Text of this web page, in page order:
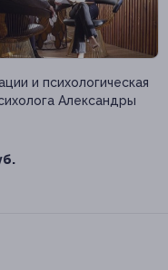
и психологическая
Александры